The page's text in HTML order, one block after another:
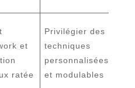
et
ratée
Privilégier des
techniques
personnalisées
et modulables